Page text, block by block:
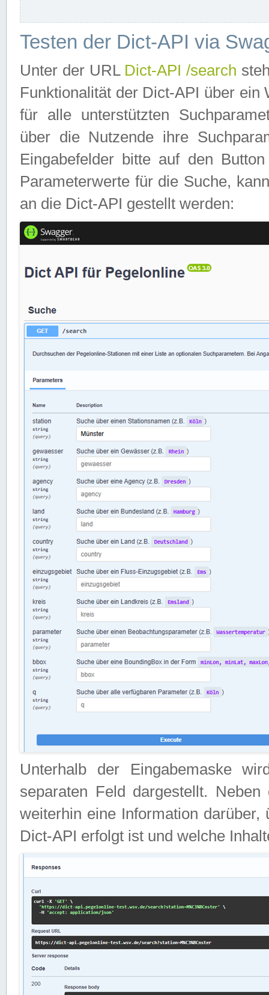
Testen der Dict-API via
Unter der URL Dict-API /search
Funktionalität der Dict-API über
für alle unterstützten
über die Nutzende ihre
Eingabefelder bitte auf den
Parameterwerte für die Suche,
an die Dict-API gestellt werden:
Unterhalb der Eingabemaske
separaten Feld dargestellt.
weiterhin eine Information
Dict-API erfolgt ist und welche